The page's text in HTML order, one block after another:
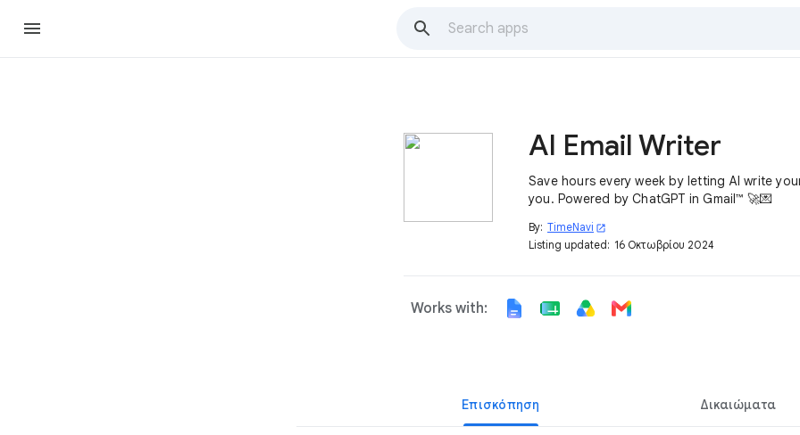
AI Email Writer
Save hours every week by letting AI write
you. Powered by ChatGPT in Gmail™ 🚀💌
By: TimeNavi open_in_new
Listing updated: 16 Οκτωβρίου 2024
Works with:
Επισκόπηση Δικαιώματα